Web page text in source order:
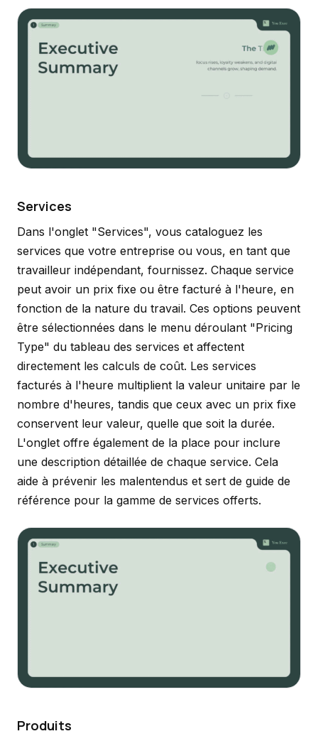
Services
Dans l'onglet "Services", vous cataloguez les
services que votre entreprise ou vous, en tant que
travailleur indépendant, fournissez. Chaque service
peut avoir un prix fixe ou être facturé à l'heure, en
fonction de la nature du travail. Ces options peuvent
être sélectionnées dans le menu déroulant "Pricing
Type" du tableau des services et affectent
directement les calculs de coût. Les services
facturés à l'heure multiplient la valeur unitaire par le
nombre d'heures, tandis que ceux avec un prix fixe
conservent leur valeur, quelle que soit la durée.
L'onglet offre également de la place pour inclure
une description détaillée de chaque service. Cela
aide à prévenir les malentendus et sert de guide de
référence pour la gamme de services offerts.
Produits